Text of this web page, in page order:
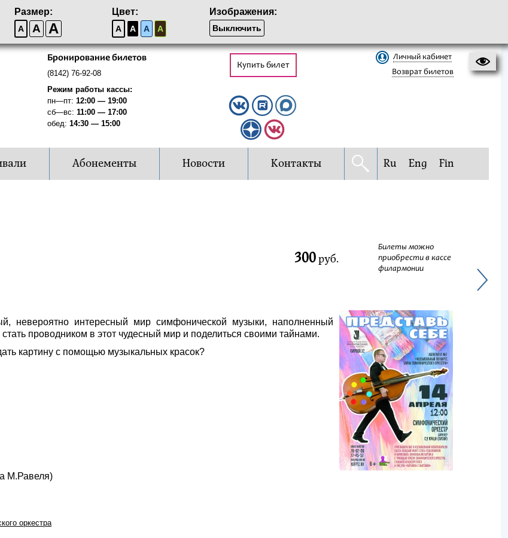
Размер:
A A A
Цвет:
A A A A
Изображения:
Выключить
Бронирование билетов
(8142) 76-92-08
Режим работы кассы:
пн—пт: 12:00 — 19:00
сб—вс: 11:00 — 17:00
обед: 14:30 — 15:00
Купить билет
Личный кабинет
Возврат билетов
Абонементы Новости Контакты Ru Eng Fin
300руб.
Билеты можно
приобрести в кассе
филармонии
невероятно интересный мир симфонической музыки, наполненный
проводником в этот чудесный мир и поделиться своими тайнами.
картину с помощью музыкальных красок?
М.Равеля)
оркестра